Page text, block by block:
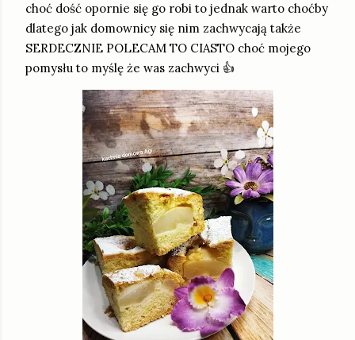
choć dość opornie się go robi to jednak warto choćby
dlatego jak domownicy się nim zachwycają także
SERDECZNIE POLECAM TO CIASTO choć mojego
pomysłu to myślę że was zachwyci 👍